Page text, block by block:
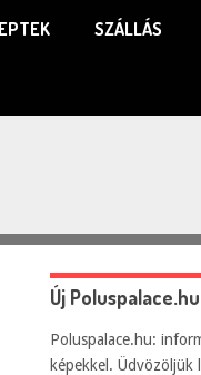
SZÁLLÁS
Új Poluspalace.hu
Poluspalace.hu:
képekkel.